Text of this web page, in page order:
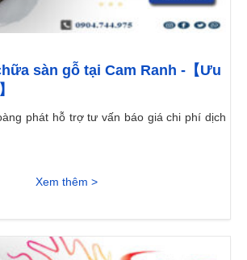
sàn gỗ tại Cam Ranh -【Ưu
phát hỗ trợ tư vấn báo giá chi phí dịch
Xem thêm >